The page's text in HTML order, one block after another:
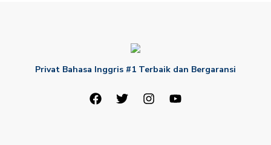
Privat Bahasa Inggris #1 Terbaik dan Bergaransi